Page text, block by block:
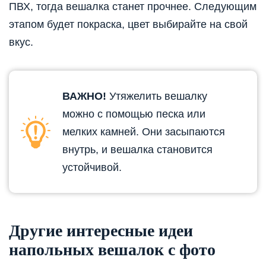
ПВХ, тогда вешалка станет прочнее. Следующим
этапом будет покраска, цвет выбирайте на свой
вкус.
ВАЖНО! Утяжелить вешалку
можно с помощью песка или
мелких камней. Они засыпаются
внутрь, и вешалка становится
устойчивой.
Другие интересные идеи
напольных вешалок с фото